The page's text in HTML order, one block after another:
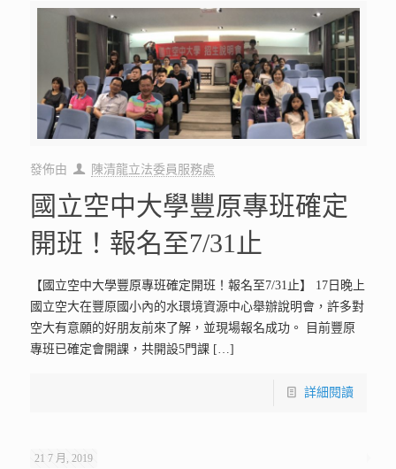
發佈由 陳清龍立法委員服務處
國立空中大學豐原專班確定
開班！報名至7/31止
【國立空中大學豐原專班確定開班！報名至7/31止】 17日晚上
國立空大在豐原國小內的水環境資源中心舉辦說明會，許多對
空大有意願的好朋友前來了解，並現場報名成功。 目前豐原
專班已確定會開課，共開設5門課[…]
詳細閱讀
21 7 月, 2019